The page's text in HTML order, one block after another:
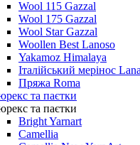
Wool 115 Gazzal
Wool 175 Gazzal
Wool Star Gazzal
Woollen Best Lanoso
Yakamoz Himalaya
Італійський мерінос
Пряжа Roma
та паєтки
та паєтки
Bright Yarnart
Camellia